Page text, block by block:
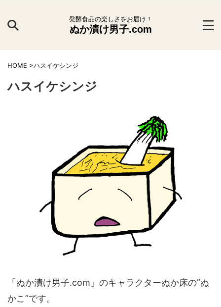
発酵食品の楽しさをお届け！
ぬか漬け男子.com
HOME >ハスイケシンジ
ハスイケシンジ
「ぬか漬け男子.com」のキャラクターぬか床の”ぬ
かこ”です。